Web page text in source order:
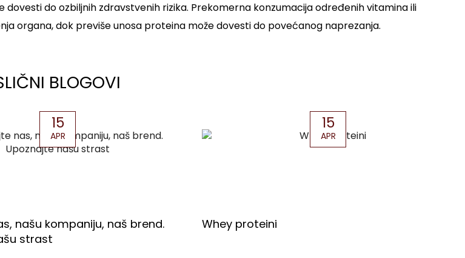
do ozbiljnih zdravstvenih rizika. Prekomerna konzumacija određenih vitamina ili
organa, dok previše unosa proteina može dovesti do povećanog naprezanja.
BLOGOVI
15
APR
našu kompaniju, naš brend.
strast
15
APR
Whey proteini